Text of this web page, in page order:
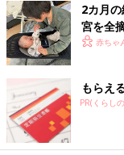
2カ月
宮を全
【極低
赤ちゃ
もらえ
PR(くらし